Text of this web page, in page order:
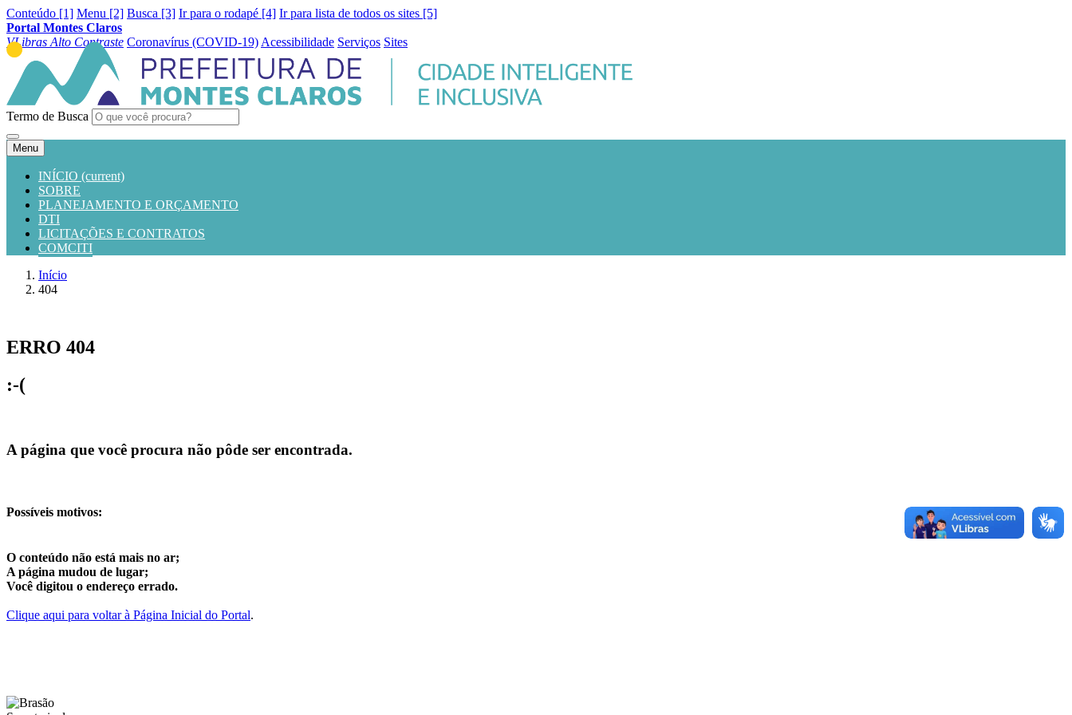
Conteúdo [1] Menu [2] Busca [3] Ir para o rodapé [4] Ir para lista de todos os sites [5]
Portal Montes Claros
VLibras Alto Contraste Coronavírus (COVID-19) Acessibilidade Serviços Sites
Termo de Busca
Menu
INÍCIO (current)
SOBRE
PLANEJAMENTO E ORÇAMENTO
DTI
LICITAÇÕES E CONTRATOS
COMCITI
Início
404
ERRO 404
:-(
A página que você procura não pôde ser encontrada.
Possíveis motivos:
O conteúdo não está mais no ar;
A página mudou de lugar;
Você digitou o endereço errado.
Clique aqui para voltar à Página Inicial do Portal.